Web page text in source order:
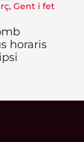
, Gent i fet
horaris